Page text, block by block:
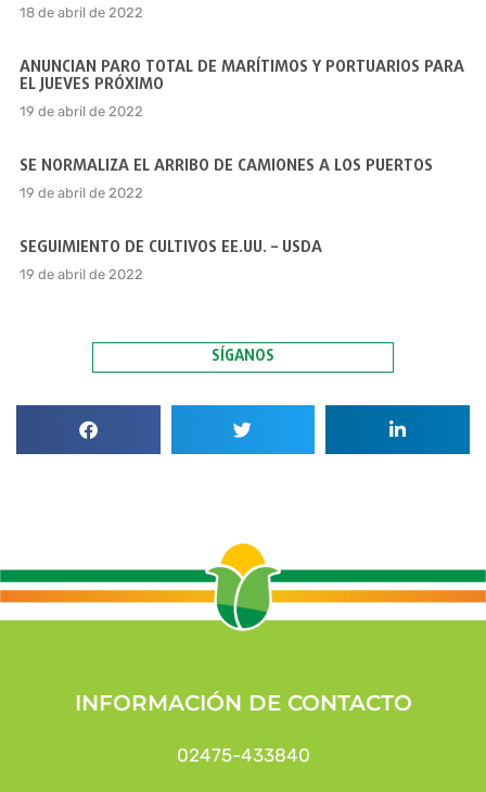
18 de abril de 2022
ANUNCIAN PARO TOTAL DE MARÍTIMOS Y PORTUARIOS PARA
EL JUEVES PRÓXIMO
19 de abril de 2022
SE NORMALIZA EL ARRIBO DE CAMIONES A LOS PUERTOS
19 de abril de 2022
SEGUIMIENTO DE CULTIVOS EE.UU. – USDA
19 de abril de 2022
SÍGANOS
INFORMACIÓN DE CONTACTO
02475-433840